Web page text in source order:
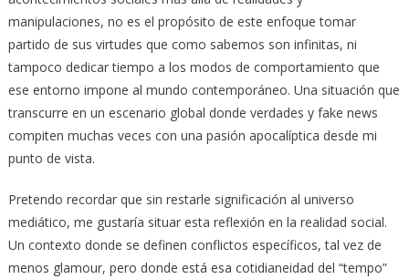
manipulaciones, no es el propósito de este enfoque tomar
partido de sus virtudes que como sabemos son infinitas, ni
tampoco dedicar tiempo a los modos de comportamiento que
ese entorno impone al mundo contemporáneo. Una situación que
transcurre en un escenario global donde verdades y fake news
compiten muchas veces con una pasión apocalíptica desde mi
punto de vista.
Pretendo recordar que sin restarle significación al universo
mediático, me gustaría situar esta reflexión en la realidad social.
Un contexto donde se definen conflictos específicos, tal vez de
menos glamour, pero donde está esa cotidianeidad del “tempo”